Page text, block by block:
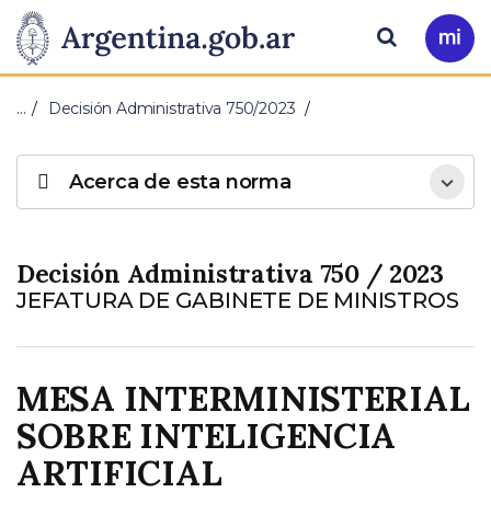
Presidencia
de
Nación
Pasar al contenido principal
Ir
a
Buscar
… Decisión Administrativa 750/2023
Decisión Administrativa 750 / 2023
JEFATURA DE GABINETE DE MINISTROS
MESA INTERMINISTERIAL
SOBRE INTELIGENCIA
ARTIFICIAL
Acerca de esta norma